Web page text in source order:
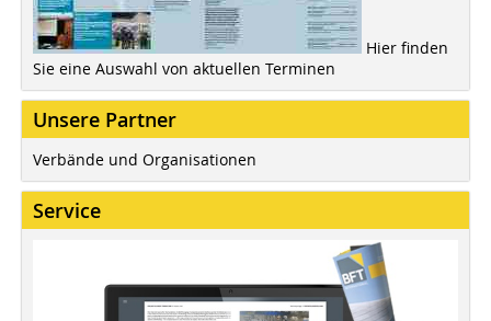
Hier finden
Sie eine Auswahl von aktuellen Terminen
Unsere Partner
Verbände und Organisationen
Service